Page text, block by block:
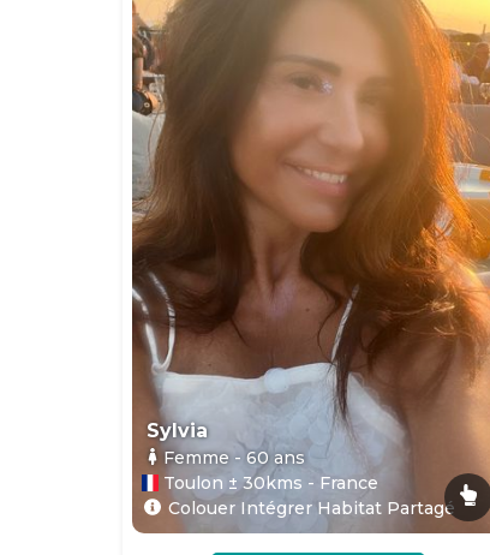
Sylvia
Femme - 60ans
Toulon ± 30kms - France
Colouer Intégrer Habitat Partagé